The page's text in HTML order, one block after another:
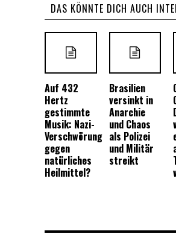
DAS KÖNNTE DICH AUCH
Auf 432
Hertz
gestimmte
Musik: Nazi-
Verschwörung
gegen
natürliches
Heilmittel?
Brasilien
versinkt in
Anarchie
und Chaos
als Polizei
und Militär
streikt